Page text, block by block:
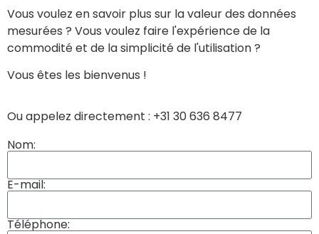
Vous voulez en savoir plus sur la valeur des données
mesurées ? Vous voulez faire l'expérience de la
commodité et de la simplicité de l'utilisation ?
Vous êtes les bienvenus !
Ou appelez directement : +31 30 636 8477
Nom:
E-mail:
Téléphone: